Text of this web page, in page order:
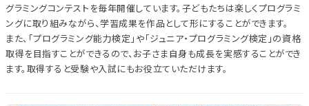
グラミングコンテストを毎年開催しています。子どもたちは楽しくプログラミ
ングに取り組みながら、学習成果を作品として形にすることができます。
また、「プログラミング能力検定」や「ジュニア・プログラミング検定」の資格
取得を目指すことができるので、お子さま自身も成長を実感することができ
ます。取得すると受験や入試にもお役立ていただけます。